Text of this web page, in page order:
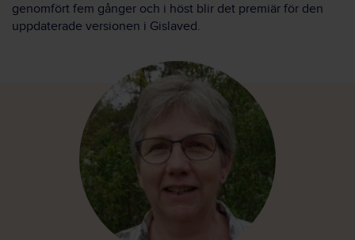
genomfört fem gånger och i höst blir det premiär för den
uppdaterade versionen i Gislaved.